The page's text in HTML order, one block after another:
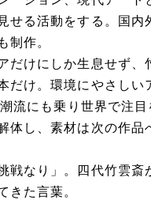
せる活動をする。国内
制作。
だけにしか生息せず、
だけ。環境にやさしい
流にも乗り世界で注目
体し、素材は次の作品
戦なり」。四代竹雲斎
きた言葉。